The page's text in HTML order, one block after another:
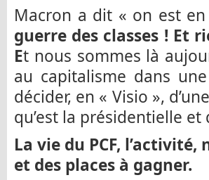
Macron a dit « on est
guerre des classes ! Et
Et nous sommes là
au capitalisme dans
décider, en « Visio »,
qu’est la présidentielle
La vie du PCF,
et des places à gagner.